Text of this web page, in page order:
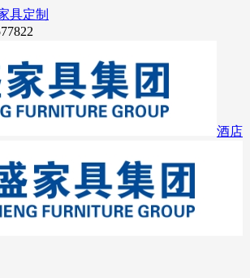
具定制
酒店